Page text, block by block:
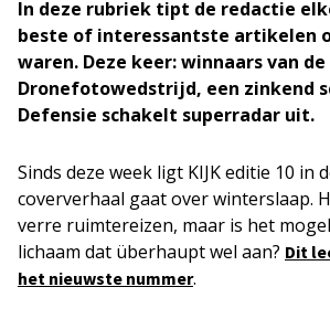
In deze rubriek tipt de redactie
beste of interessantste artikelen
waren. Deze keer: winnaars van de
Dronefotowedstrijd, een zinkend
Defensie schakelt superradar uit.
Sinds deze week ligt KIJK editie 10 in
coververhaal gaat over winterslaap.
verre ruimtereizen, maar is het
lichaam dat überhaupt wel aan? Dit
het nieuwste nummer.